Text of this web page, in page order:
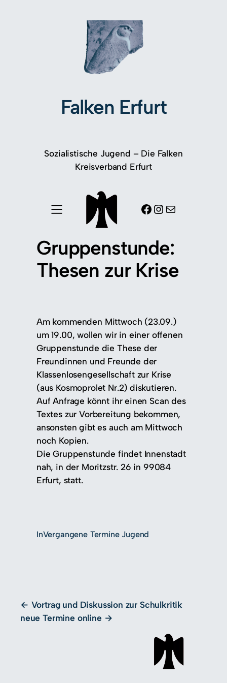
Falken Erfurt
Sozialistische Jugend – Die Falken
Kreisverband Erfurt
Facebook Instagram E-Mail
Gruppenstunde:
Thesen zur Krise
Am kommenden Mittwoch (23.09.)
um 19.00, wollen wir in einer offenen
Gruppenstunde die These der
Freundinnen und Freunde der
Klassenlosengesellschaft zur Krise
(aus Kosmoprolet Nr.2) diskutieren.
Auf Anfrage könnt ihr einen Scan des
Textes zur Vorbereitung bekommen,
ansonsten gibt es auch am Mittwoch
noch Kopien.
Die Gruppenstunde findet Innenstadt
nah, in der Moritzstr. 26 in 99084
Erfurt, statt.
InVergangene Termine Jugend
Vortrag und Diskussion zur Schulkritik
neue Termine online